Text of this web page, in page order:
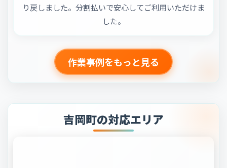
り戻しました。分割払いで安心してご利用いただけま
した。
作業事例をもっと見る
吉岡町の対応エリア